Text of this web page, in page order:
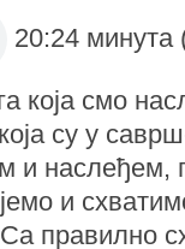
20:24
која смо
су у
и наслеђем,
и
правилно